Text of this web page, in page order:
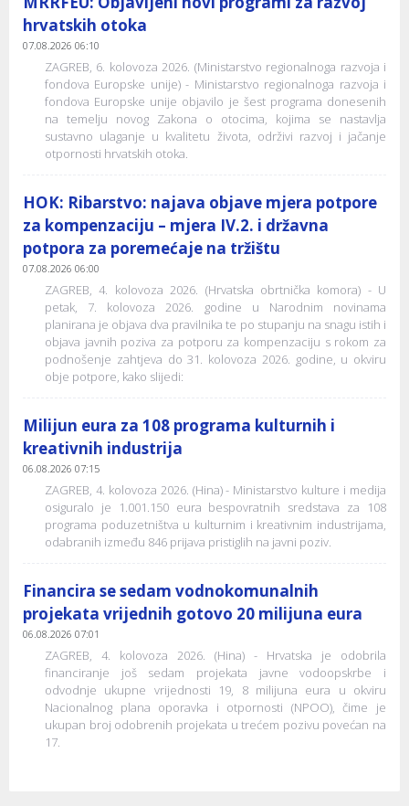
hrvatskih otoka
07.08.2026 06:10
ZAGREB, 6. kolovoza 2026. (Ministarstvo regionalnoga razvoja i
fondova Europske unije) - Ministarstvo regionalnoga razvoja i
fondova Europske unije objavilo je šest programa donesenih
na temelju novog Zakona o otocima, kojima se nastavlja
sustavno ulaganje u kvalitetu života, održivi razvoj i jačanje
otpornosti hrvatskih otoka.
HOK: Ribarstvo: najava objave mjera potpore
za kompenzaciju – mjera IV.2. i državna
potpora za poremećaje na tržištu
07.08.2026 06:00
ZAGREB, 4. kolovoza 2026. (Hrvatska obrtnička komora) - U
petak, 7. kolovoza 2026. godine u Narodnim novinama
planirana je objava dva pravilnika te po stupanju na snagu istih i
objava javnih poziva za potporu za kompenzaciju s rokom za
podnošenje zahtjeva do 31. kolovoza 2026. godine, u okviru
obje potpore, kako slijedi:
Milijun eura za 108 programa kulturnih i
kreativnih industrija
06.08.2026 07:15
ZAGREB, 4. kolovoza 2026. (Hina) - Ministarstvo kulture i medija
osiguralo je 1.001.150 eura bespovratnih sredstava za 108
programa poduzetništva u kulturnim i kreativnim industrijama,
odabranih između 846 prijava pristiglih na javni poziv.
Financira se sedam vodnokomunalnih
projekata vrijednih gotovo 20 milijuna eura
06.08.2026 07:01
ZAGREB, 4. kolovoza 2026. (Hina) - Hrvatska je odobrila
financiranje još sedam projekata javne vodoopskrbe i
odvodnje ukupne vrijednosti 19, 8 milijuna eura u okviru
Nacionalnog plana oporavka i otpornosti (NPOO), čime je
ukupan broj odobrenih projekata u trećem pozivu povećan na
17.